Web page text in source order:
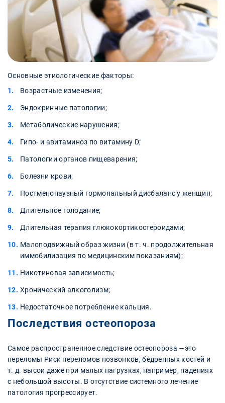
Основные этиологические факторы:
Возрастные изменения;
Эндокринные патологии;
Метаболические нарушения;
Гипо- и авитаминоз по витамину D;
Патологии органов пищеварения;
Болезни крови;
Постменопаузный гормональный дисбаланс у женщин;
Длительное голодание;
Длительная терапия глюкокортикостероидами;
Малоподвижный образ жизни (в т. ч. продолжительная
иммобилизация по медицинским показаниям);
Никотиновая зависимость;
Хронический алкоголизм;
Недостаточное потребление кальция.
Последствия остеопороза
Самое распространенное следствие остеопороза —это
переломы Риск переломов позвонков, бедренных костей и
т. д. высок даже при малых нагрузках, например, падениях
с небольшой высоты. В отсутствие системного лечение
патология прогрессирует.